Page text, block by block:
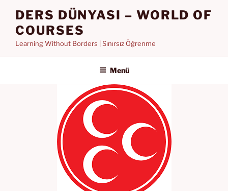
DERS DÜNYASI – WORLD OF
COURSES
Learning Without Borders | Sınırsız Öğrenme
Menü